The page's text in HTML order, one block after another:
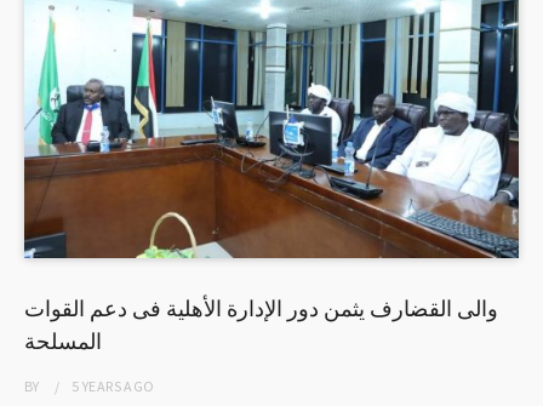
والى القضارف يثمن دور الإدارة الأهلية فى دعم القوات
المسلحة
BY 5 YEARSAGO